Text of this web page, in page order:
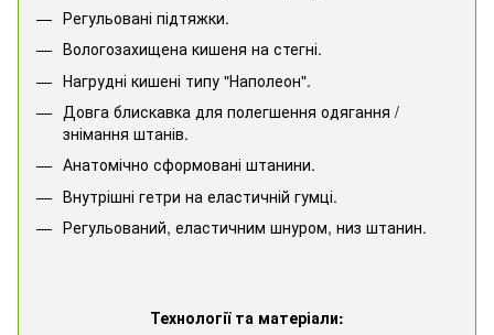
Регульовані підтяжки.
Вологозахищена кишеня на стегні.
Нагрудні кишені типу "Наполеон".
Довга блискавка для полегшення одягання /
знімання штанів.
Анатомічно сформовані штанини.
Внутрішні гетри на еластичній гумці.
Регульований, еластичним шнуром, низ штанин.
Технології та матеріали: